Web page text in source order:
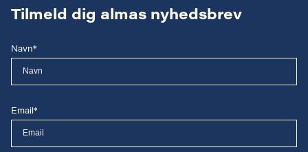
Tilmeld dig almas nyhedsbrev
Navn*
Email*